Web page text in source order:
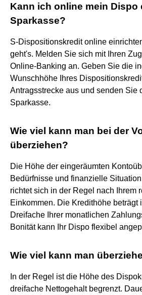
Kann ich online mein Dispo
Sparkasse?
S-Dispositionskredit online
geht's. Melden Sie sich mit Ihren
Online-Banking an. Geben Sie die
Wunschhöhe Ihres
Antragsstrecke aus und senden Sie
Sparkasse.
Wie viel kann man bei der
überziehen?
Die Höhe der eingeräumten
Bedürfnisse und finanzielle
richtet sich in der Regel nach Ihrem
Einkommen. Die Kredithöhe beträgt
Dreifache Ihrer monatlichen
Bonität kann Ihr Dispo flexibel
Wie viel kann man
In der Regel ist die Höhe des
dreifache Nettogehalt begrenzt.